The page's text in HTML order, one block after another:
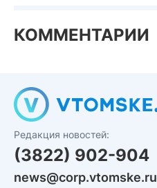
КОММЕНТАРИИ
Редакция новостей:
(3822) 902-904
news@corp.vtomske.ru